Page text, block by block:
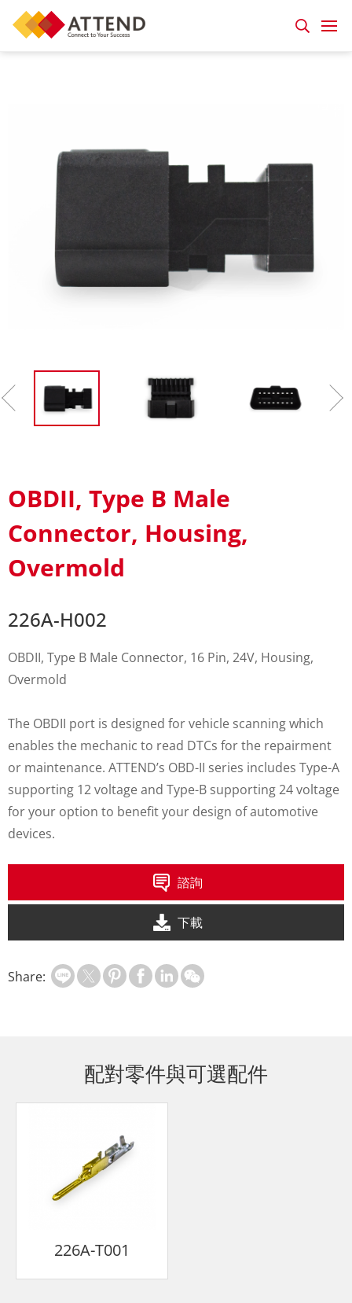
OBDII, Type B Male
Connector, Housing,
Overmold
226A-H002
OBDII, Type B Male Connector, 16 Pin, 24V, Housing,
Overmold
The OBDII port is designed for vehicle scanning which
enables the mechanic to read DTCs for the repairment
or maintenance. ATTEND’s OBD-II series includes Type-A
supporting 12 voltage and Type-B supporting 24 voltage
for your option to benefit your design of automotive
devices.
諮詢
下載
Share:
配對零件與可選配件
226A-T001